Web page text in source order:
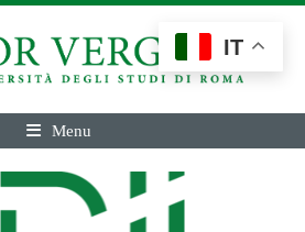
Menu
IT